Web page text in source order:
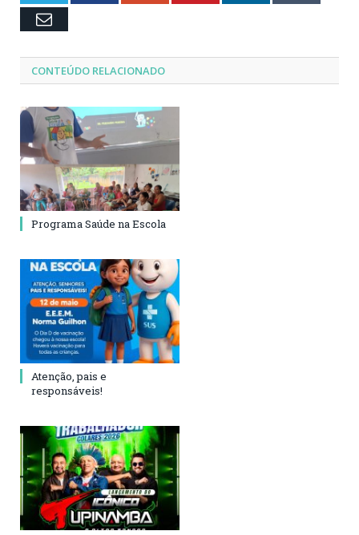
Email
CONTEÚDO RELACIONADO
Programa Saúde na Escola
Atenção, pais e
responsáveis!